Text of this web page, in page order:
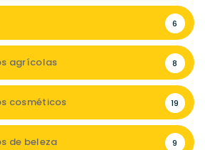
6
agrícolas 8
cosméticos 19
de beleza 9